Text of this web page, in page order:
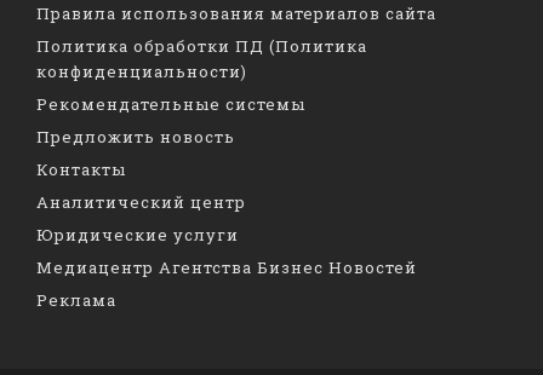
Правила использования материалов сайта
Политика обработки ПД (Политика
конфиденциальности)
Рекомендательные системы
Предложить новость
Контакты
Аналитический центр
Юридические услуги
Медиацентр Агентства Бизнес Новостей
Реклама